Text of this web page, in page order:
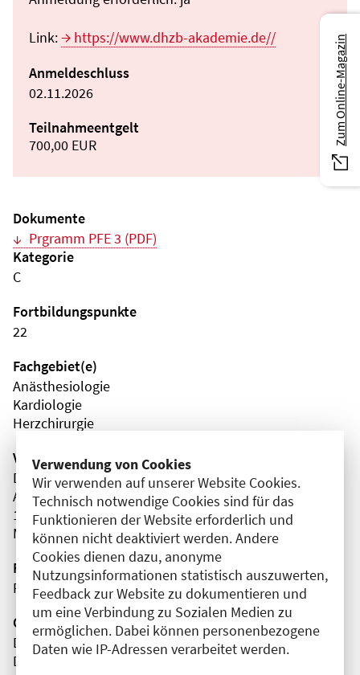
Verwendung von Cookies
Wir verwenden auf unserer Website Cookies.
Technisch notwendige Cookies sind für das
Funktionieren der Website erforderlich und
können nicht deaktiviert werden. Andere
Cookies dienen dazu, anonyme
Nutzungsinformationen statistisch auszuwerten,
Feedback zur Website zu dokumentieren und
um eine Verbindung zu Sozialen Medien zu
ermöglichen. Dabei können personenbezogene
Daten wie IP-Adressen verarbeitet werden.
Link:
https://www.dhzb-akademie.de//
Anmeldeschluss
02.11.2026
Teilnahmeentgelt
700,00 EUR
Dokumente
Prgramm PFE 3 (PDF)
Kategorie
C
Fortbildungspunkte
22
Fachgebiet(e)
Anästhesiologie
Kardiologie
Herzchirurgie
Veranstaltungsort
Deutsches Herzzentrum der Charité
Augustenburger Platz
13353 Berlin
Mitte
Fortbildungsformat
Präsenz
Organisator(en)
Deutsches Herzzentrum Berlin
DHZB-Akademie
Zum Online-Magazin